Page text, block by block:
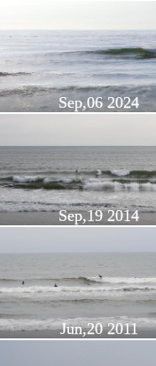
Sep,06 2024
Sep,19 2014
Jun,20 2011